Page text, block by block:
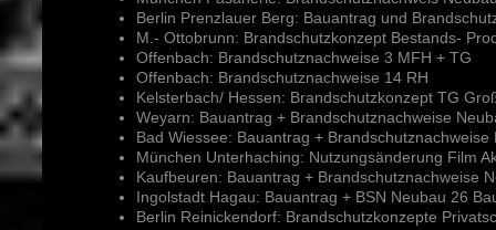
Berlin Prenzlauer Berg: Bauantrag und
M.- Ottobrunn: Brandschutzkonzept Bestands-
Offenbach: Brandschutznachweise 3 MFH + TG
Offenbach: Brandschutznachweise 14 RH
Kelsterbach/ Hessen: Brandschutzkonzept TG
Weyarn: Bauantrag + Brandschutznachweise
Bad Wiessee: Bauantrag + Brandschutznachweise
München Unterhaching: Nutzungsänderung Film
Kaufbeuren: Bauantrag + Brandschutznachweise
Ingolstadt Hagau: Bauantrag + BSN Neubau 26
Berlin Reinickendorf: Brandschutzkonzepte